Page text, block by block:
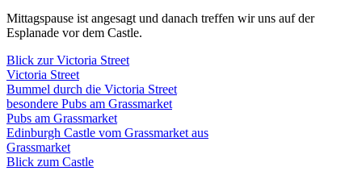
Mittagspause ist angesagt und danach treffen wir uns auf der
Esplanade vor dem Castle.
Blick zur Victoria Street
Victoria Street
Bummel durch die Victoria Street
besondere Pubs am Grassmarket
Pubs am Grassmarket
Edinburgh Castle vom Grassmarket aus
Grassmarket
Blick zum Castle